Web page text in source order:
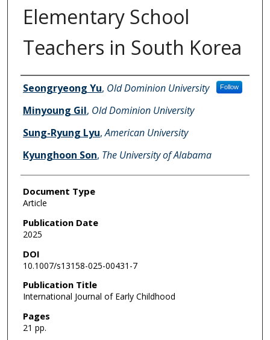
Elementary School
Teachers in South Korea
Authors
Seongryeong Yu, Old Dominion University Follow
Minyoung Gil, Old Dominion University
Sung-Ryung Lyu,American University
Kyunghoon Son, The University of Alabama
Document Type
Article
Publication Date
2025
DOI
10.1007/s13158-025-00431-7
Publication Title
International Journal of Early Childhood
Pages
21 pp.